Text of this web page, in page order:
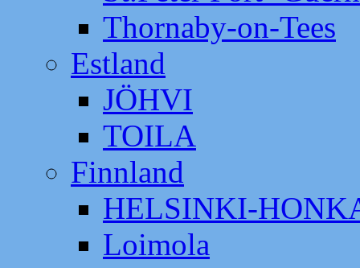
Thornaby-on-Tees
Estland
JÖHVI
TOILA
Finnland
HELSINKI-
Loimola